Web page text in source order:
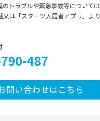
のトラブルや緊急事故等について
又は「スターツ入居者アプリ」よ
487
問い合わせはこちら